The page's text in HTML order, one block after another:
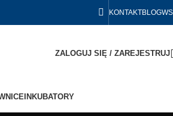
KONTAKTBLOG
ZALOGUJ SIĘ / ZAREJESTRUJ
INKUBATORY